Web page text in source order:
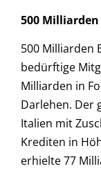
500 Milliarden
500 Milliarden
bedürftige
Milliarden in
Darlehen. Der
Italien mit
Krediten in
erhielte 77